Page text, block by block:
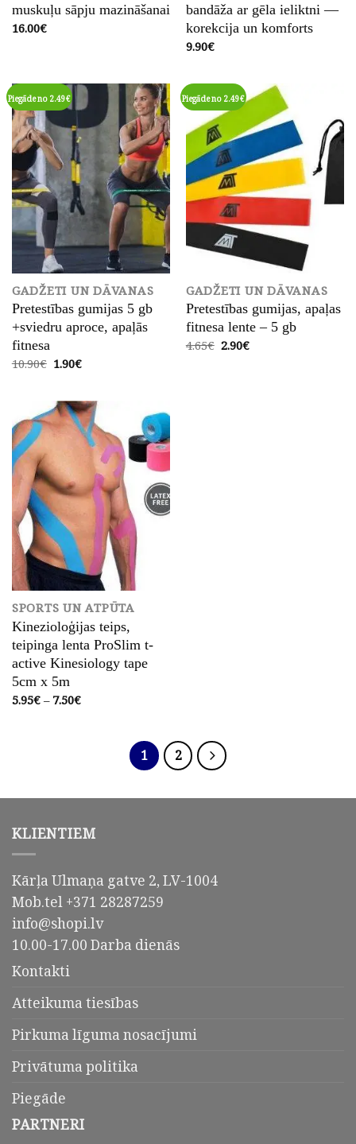
muskuļu sāpju mazināšanai
16.00€
bandāža ar gēla ieliktni —
korekcija un komforts
9.90€
Piegāde no 2.49€
GADŽETI UN DĀVANAS
Pretestības gumijas 5 gb
+sviedru aproce, apaļās
fitnesa
10.90€ Original
price
1.90€Current
price
Piegāde no 2.49€
GADŽETI UN DĀVANAS
Pretestības gumijas, apaļas
fitnesa lente – 5 gb
4.65€ Original
price
2.90€Current
price
SPORTS UN ATPŪTA
Kinezioloģijas teips,
teipinga lenta ProSlim t-
active Kinesiology tape
5cm x 5m
5.95€– 7.50€Price
range:
1 2
KLIENTIEM
Kārļa Ulmaņa gatve 2, LV-1004
Mob.tel +371 28287259
info@shopi.lv
10.00-17.00 Darba dienās
Kontakti
Atteikuma tiesības
Pirkuma līguma nosacījumi
Privātuma politika
Piegāde
PARTNERI